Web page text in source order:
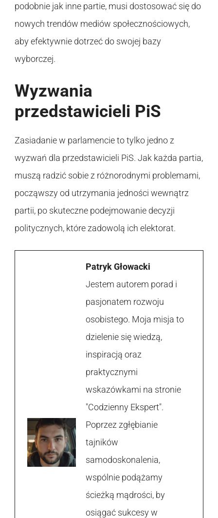
podobnie jak inne partie, musi dostosować się do
nowych trendów mediów społecznościowych,
aby efektywnie dotrzeć do swojej bazy
wyborczej.
Wyzwania
przedstawicieli PiS
Zasiadanie w parlamencie to tylko jedno z
wyzwań dla przedstawicieli PiS. Jak każda partia,
muszą radzić sobie z różnorodnymi problemami,
począwszy od utrzymania jedności wewnątrz
partii, po skuteczne podejmowanie decyzji
politycznych, które zadowolą ich elektorat.
Patryk Głowacki
Jestem autorem porad i
pasjonatem rozwoju
osobistego. Moja misja to
dzielenie się wiedzą,
inspiracją oraz
praktycznymi
wskazówkami na stronie
"Codzienny Ekspert".
Poprzez zgłębianie
tajników
samodoskonalenia,
wspólnie podążamy
ścieżką mądrości, by
osiągać sukcesy w